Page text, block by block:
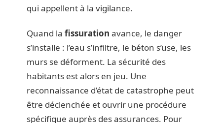
qui appellent à la vigilance.
Quand la fissuration avance, le danger
s’installe : l’eau s’infiltre, le béton s’use, les
murs se déforment. La sécurité des
habitants est alors en jeu. Une
reconnaissance d’état de catastrophe peut
être déclenchée et ouvrir une procédure
spécifique auprès des assurances. Pour